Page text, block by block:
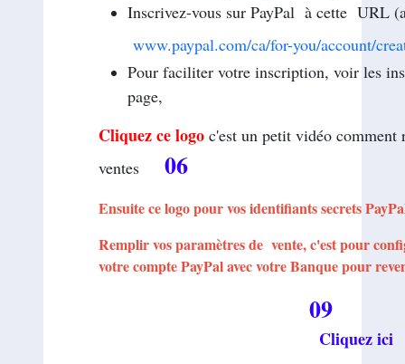
Inscrivez-vous sur PayPal à cette
www.paypal.com/ca/for-you/account/
Pour faciliter votre inscription, voir les
page,
Cliquez ce logo c'est un petit vidéo comment
ventes 06
Ensuite ce logo pour vos identifiants secrets
Remplir vos paramètres de vente, c'est pour
votre compte PayPal avec votre Banque pour
09
Cliquez ici